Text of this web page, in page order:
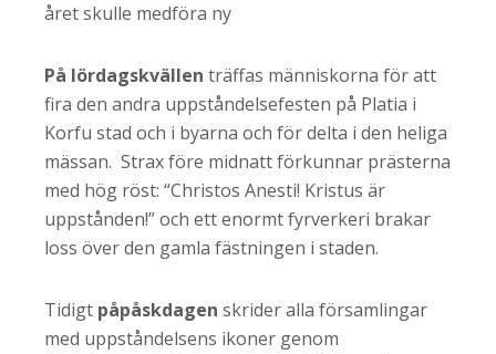
året skulle medföra ny
På lördagskvällen träffas människorna för att
fira den andra uppståndelsefesten på Platia i
Korfu stad och i byarna och för delta i den heliga
mässan. Strax före midnatt förkunnar prästerna
med hög röst: “Christos Anesti! Kristus är
uppstånden!” och ett enormt fyrverkeri brakar
loss över den gamla fästningen i staden.
Tidigt påpåskdagen skrider alla församlingar
med uppståndelsens ikoner genom